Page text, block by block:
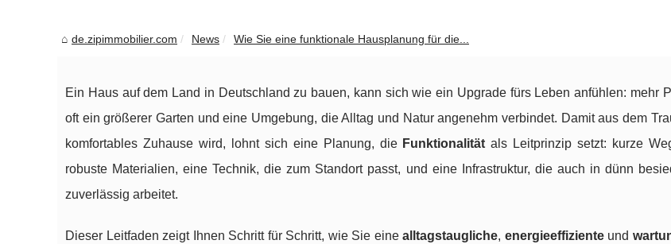
de.zipimmobilier.com News Wie Sie eine funktionale Hausplanung für die...
Ein Haus auf dem Land in Deutschland zu bauen, kann sich wie ein Upgrade fürs Leben anfühlen: mehr
oft ein größerer Garten und eine Umgebung, die Alltag und Natur angenehm verbindet. Damit aus dem
komfortables Zuhause wird, lohnt sich eine Planung, die Funktionalität als Leitprinzip setzt: kurze
robuste Materialien, eine Technik, die zum Standort passt, und eine Infrastruktur, die auch in dünn
zuverlässig arbeitet.
Dieser Leitfaden zeigt Ihnen Schritt für Schritt, wie Sie eine alltagstaugliche, energieeffizienteund